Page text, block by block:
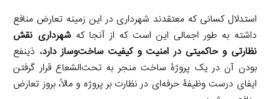
استدلال کسانی که معتقدند شهرداری در این زمینه تعارض منافع
داشته به طور اجمالی این است که از آنجا کهشهرداری نقش
نظارتی و حاکمیتی در امنیت و کیفیت ساخت‌وساز دارد، ذینفع
بودن آن در یک پروژۀ ساخت منجر به تحت‌الشعاع قرار گرفتن
ایفای درست وظیفۀ حرفه‌ای در نظارت بر پروژه و مالاً، بروز تعارض